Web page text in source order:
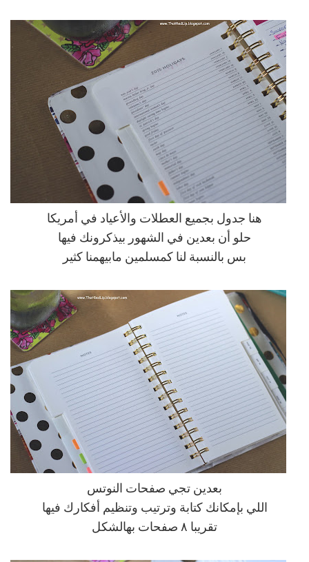
هنا جدول بجميع العطلات والأعياد في أمريكا
حلو أن بعدين في الشهور بيذكرونك فيها
بس بالنسبة لنا كمسلمين مابيهمنا كثير
بعدين تجي صفحات النوتس
اللي بإمكانك كتابة وترتيب وتنظيم أفكارك فيها
تقريبا ٨ صفحات بهالشكل